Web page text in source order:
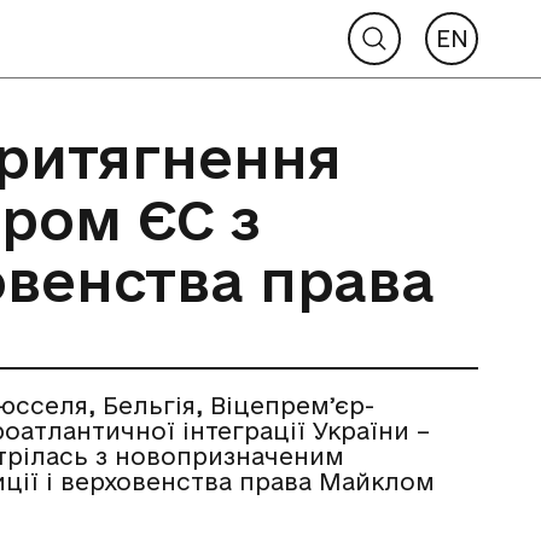
EN
ЄС з
права
Бельгія, Віцепремʼєр-
інтеграції України –
з новопризначеним
і верховенства права Майклом